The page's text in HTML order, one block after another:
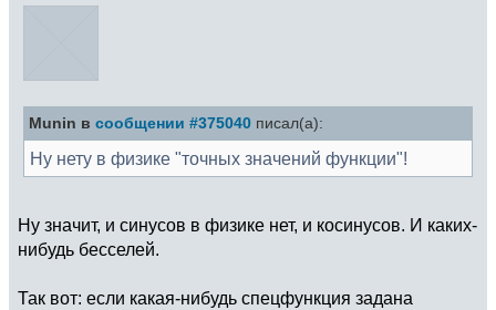
Munin в сообщении #375040 писал(а):
Ну нету в физике "точных значений функции"!
Ну значит, и синусов в физике нет, и косинусов. И каких-
нибудь бесселей.
Так вот: если какая-нибудь спецфункция задана